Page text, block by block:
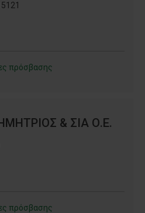
πρόσβασης
& ΣΙΑ Ο.Ε.
πρόσβασης